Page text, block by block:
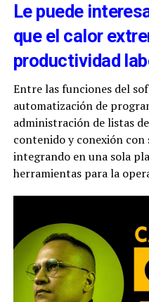
Le puede
que el calor
productividad
Entre las funciones del
automatización de
administración de listas
contenido y conexión con
integrando en una sola
herramientas para la